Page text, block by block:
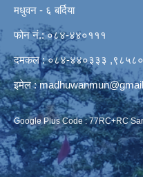
मधुवन - ६ बर्दिया
फोन नं.: ०८४-४४०१११
दमकल : ०८४-४४०३३३
इमेल :
Google Plus Code : 77RC+RC